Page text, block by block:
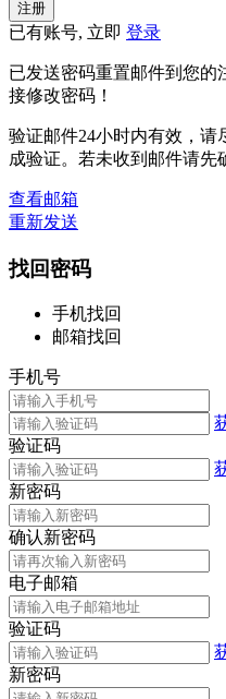
已有账号, 立即 登录
已发送密码重置邮件到您的
接修改密码！
验证邮件24小时内有效，
成验证。若未收到邮件请先
查看邮箱
重新发送
找回密码
手机找回
邮箱找回
手机号
验证码
新密码
确认新密码
电子邮箱
验证码
新密码